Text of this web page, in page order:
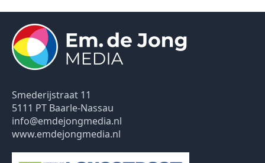
Smederijstraat 11
5111 PT Baarle-Nassau
info@emdejongmedia.nl
www.emdejongmedia.nl